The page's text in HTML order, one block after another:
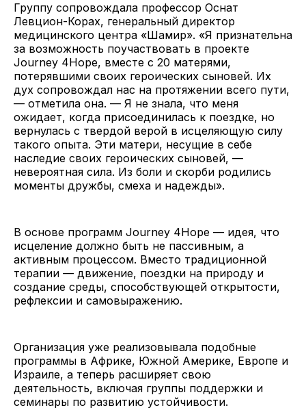
Группу сопровождала профессор Оснат
Левцион-Корах, генеральный директор
медицинского центра «Шамир». «Я признательна
за возможность поучаствовать в проекте
Journey 4Hope, вместе с 20 матерями,
потерявшими своих героических сыновей. Их
дух сопровождал нас на протяжении всего пути,
— отметила она. — Я не знала, что меня
ожидает, когда присоединилась к поездке, но
вернулась с твердой верой в исцеляющую силу
такого опыта. Эти матери, несущие в себе
наследие своих героических сыновей, —
невероятная сила. Из боли и скорби родились
моменты дружбы, смеха и надежды».
В основе программ Journey 4Hope — идея, что
исцеление должно быть не пассивным, а
активным процессом. Вместо традиционной
терапии — движение, поездки на природу и
создание среды, способствующей открытости,
рефлексии и самовыражению.
Организация уже реализовывала подобные
программы в Африке, Южной Америке, Европе и
Израиле, а теперь расширяет свою
деятельность, включая группы поддержки и
семинары по развитию устойчивости.